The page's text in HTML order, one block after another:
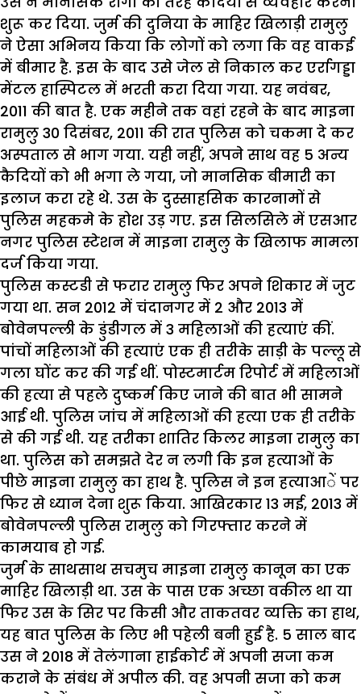
शुरू कर दिया. जुर्म की दुनिया के माहिर खिलाड़ी रामुलु
ने ऐसा अभिनय किया कि लोगों को लगा कि वह वाकई
में बीमार है. इस के बाद उसे जेल से निकाल कर एर्रागड्डा
मेंटल हास्पिटल में भरती करा दिया गया. यह नवंबर,
2011 की बात है. एक महीने तक वहां रहने के बाद माइना
रामुलु 30 दिसंबर, 2011 की रात पुलिस को चकमा दे कर
अस्पताल से भाग गया. यही नहीं, अपने साथ वह 5 अन्य
कैदियों को भी भगा ले गया, जो मानसिक बीमारी का
इलाज करा रहे थे. उस के दुस्साहसिक कारनामों से
पुलिस महकमे के होश उड़ गए. इस सिलसिले में एसआर
नगर पुलिस स्टेशन में माइना रामुलु के खिलाफ मामला
दर्ज किया गया.
पुलिस कस्टडी से फरार रामुलु फिर अपने शिकार में जुट
गया था. सन 2012 में चंदानगर में 2 और 2013 में
बोवेनपल्ली के डुंडीगल में 3 महिलाओं की हत्याएं कीं.
पांचों महिलाओं की हत्याएं एक ही तरीके साड़ी के पल्लू से
गला घोंट कर की गई थीं. पोस्टमार्टम रिपोर्ट में महिलाओं
की हत्या से पहले दुष्कर्म किए जाने की बात भी सामने
आई थी. पुलिस जांच में महिलाओं की हत्या एक ही तरीके
से की गई थी. यह तरीका शातिर किलर माइना रामुलु का
था. पुलिस को समझते देर न लगी कि इन हत्याओं के
पीछे माइना रामुलु का हाथ है. पुलिस ने इन हत्याआें पर
फिर से ध्यान देना शुरू किया. आखिरकार 13 मई, 2013 में
बोवेनपल्ली पुलिस रामुलु को गिरफ्तार करने में
कामयाब हो गई.
जुर्म के साथसाथ सचमुच माइना रामुलु कानून का एक
माहिर खिलाड़ी था. उस के पास एक अच्छा वकील था या
फिर उस के सिर पर किसी और ताकतवर व्यक्ति का हाथ,
यह बात पुलिस के लिए भी पहेली बनी हुई है. 5 साल बाद
उस ने 2018 में तेलंगाना हाईकोर्ट में अपनी सजा कम
कराने के संबंध में अपील की. वह अपनी सजा को कम